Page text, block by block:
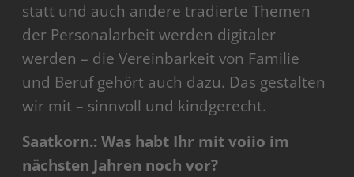
statt und auch andere tradierte Themen
der Personalarbeit werden digitaler
werden – die Vereinbarkeit von Familie
und Beruf gehört auch dazu. Das gestalten
wir mit – sinnvoll und kindgerecht.
Saatkorn.: Was habt Ihr mit voiio im
nächsten Jahren noch vor?